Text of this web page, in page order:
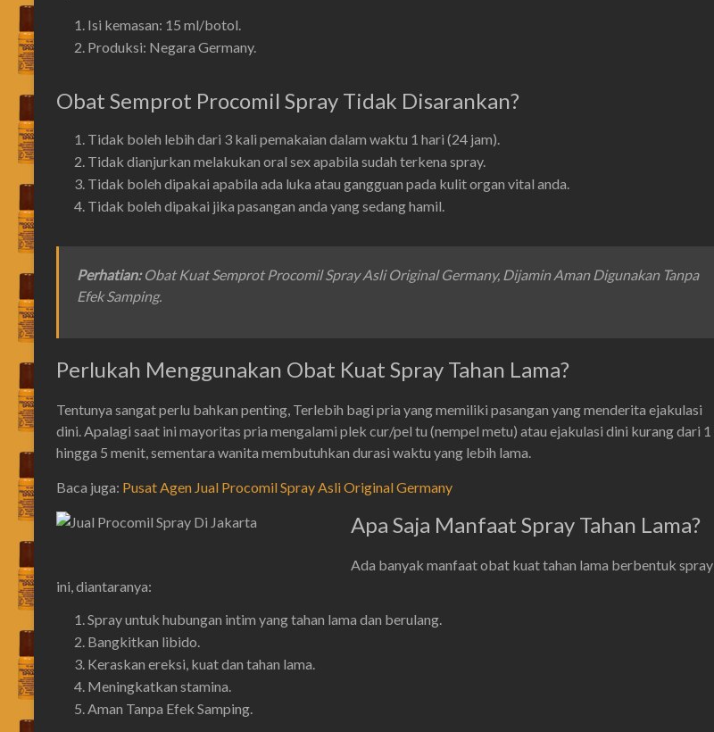
Isi kemasan: 15 ml/botol.
Produksi: Negara Germany.
Obat Semprot Procomil Spray Tidak Disarankan?
Tidak boleh lebih dari 3 kali pemakaian dalam waktu 1 hari (24 jam).
Tidak dianjurkan melakukan oral sex apabila sudah terkena spray.
Tidak boleh dipakai apabila ada luka atau gangguan pada kulit organ vital anda.
Tidak boleh dipakai jika pasangan anda yang sedang hamil.
Perhatian: Obat Kuat Semprot Procomil Spray Asli Original Germany, Dijamin Aman Digunakan Tanpa
Efek Samping.
Perlukah Menggunakan Obat Kuat Spray Tahan Lama?
Tentunya sangat perlu bahkan penting, Terlebih bagi pria yang memiliki pasangan yang menderita ejakulasi
dini. Apalagi saat ini mayoritas pria mengalami plek cur/pel tu (nempel metu) atau ejakulasi dini kurang dari 1
hingga 5 menit, sementara wanita membutuhkan durasi waktu yang lebih lama.
Baca juga: Pusat Agen Jual Procomil Spray Asli Original Germany
Apa Saja Manfaat Spray Tahan Lama?
Ada banyak manfaat obat kuat tahan lama berbentuk spray
ini, diantaranya:
Spray untuk hubungan intim yang tahan lama dan berulang.
Bangkitkan libido.
Keraskan ereksi, kuat dan tahan lama.
Meningkatkan stamina.
Aman Tanpa Efek Samping.